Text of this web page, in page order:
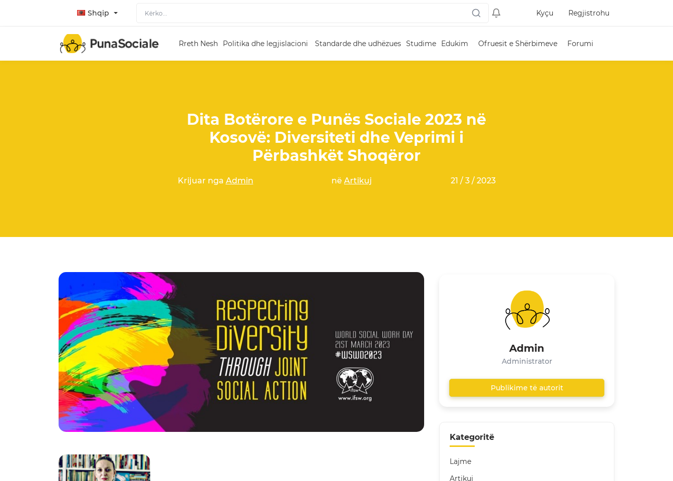
Shqip Kyçu Regjistrohu
Rreth Nesh Politika dhe legjislacioni Standarde dhe udhëzues Studime Edukim Ofruesit e Shërbimeve Forumi
Dita Botërore e Punës Sociale 2023 në
Kosovë: Diversiteti dhe Veprimi i
Përbashkët Shoqëror
Krijuar nga Admin në Artikuj 21 / 3 / 2023
Admin
Administrator
Publikime të autorit
Kategoritë
Lajme
Artikuj